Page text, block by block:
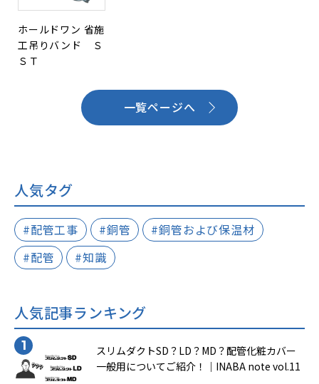
ホールドワン 省施
工吊りバンド Ｓ
ＳＴ
一覧ページへ
人気タグ
#配管工事 #銅管
#銅管および保温材
#配管
#知識
人気記事ランキング
スリムダクトSD？LD？MD？配管化粧カバー
一般用についてご紹介！｜INABA note vol.11